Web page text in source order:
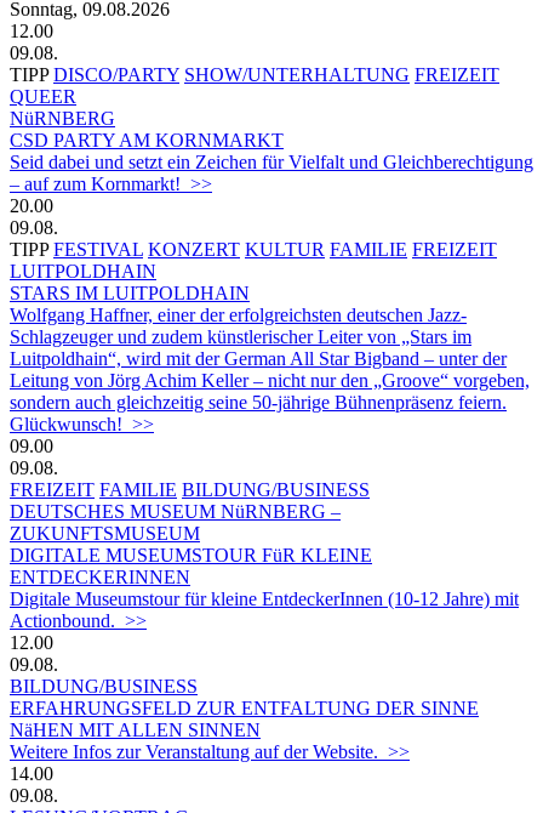
Sonntag, 09.08.2026
12.00
09.08.
TIPP DISCO/PARTY SHOW/UNTERHALTUNG FREIZEIT
QUEER
NüRNBERG
CSD PARTY AM KORNMARKT
Seid dabei und setzt ein Zeichen für Vielfalt und Gleichberechtigung
– auf zum Kornmarkt! >>
20.00
09.08.
TIPP FESTIVAL KONZERT KULTUR FAMILIE FREIZEIT
LUITPOLDHAIN
STARS IM LUITPOLDHAIN
Wolfgang Haffner, einer der erfolgreichsten deutschen Jazz-
Schlagzeuger und zudem künstlerischer Leiter von „Stars im
Luitpoldhain“, wird mit der German All Star Bigband – unter der
Leitung von Jörg Achim Keller – nicht nur den „Groove“ vorgeben,
sondern auch gleichzeitig seine 50-jährige Bühnenpräsenz feiern.
Glückwunsch! >>
09.00
09.08.
FREIZEIT FAMILIE BILDUNG/BUSINESS
DEUTSCHES MUSEUM NüRNBERG –
ZUKUNFTSMUSEUM
DIGITALE MUSEUMSTOUR FüR KLEINE
ENTDECKERINNEN
Digitale Museumstour für kleine EntdeckerInnen (10-12 Jahre) mit
Actionbound. >>
12.00
09.08.
BILDUNG/BUSINESS
ERFAHRUNGSFELD ZUR ENTFALTUNG DER SINNE
NäHEN MIT ALLEN SINNEN
Weitere Infos zur Veranstaltung auf der Website. >>
14.00
09.08.